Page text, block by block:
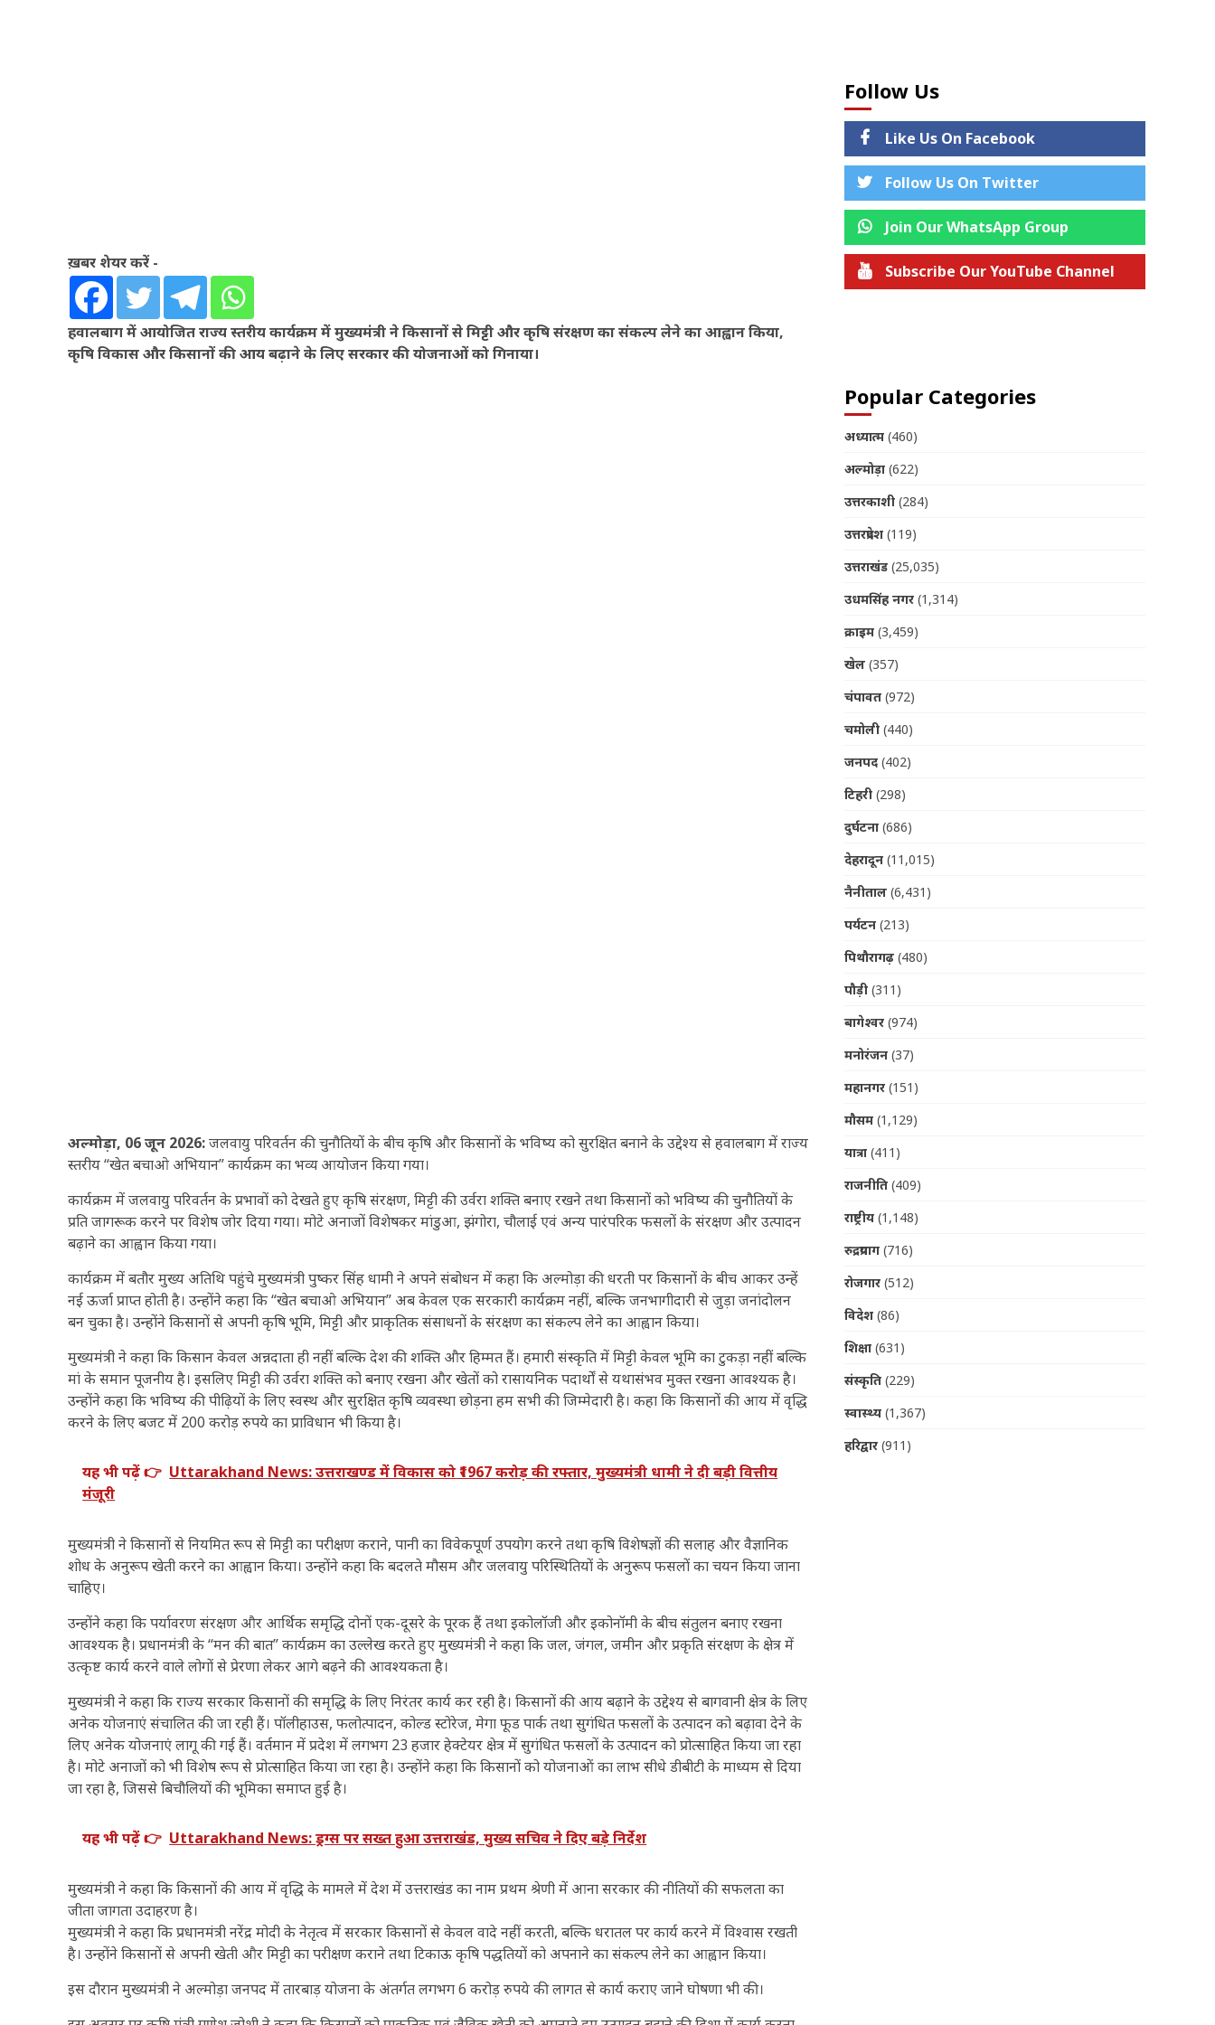
ख़बर शेयर करें -
हवालबाग में आयोजित राज्य स्तरीय कार्यक्रम में मुख्यमंत्री ने किसानों से मिट्टी और कृषि संरक्षण का संकल्प लेने का आह्वान किया,
कृषि विकास और किसानों की आय बढ़ाने के लिए सरकार की योजनाओं को गिनाया।
अल्मोड़ा, 06 जून 2026:जलवायु परिवर्तन की चुनौतियों के बीच कृषि और किसानों के भविष्य को सुरक्षित बनाने के उद्देश्य से हवालबाग में राज्य
स्तरीय “खेत बचाओ अभियान” कार्यक्रम का भव्य आयोजन किया गया।
कार्यक्रम में जलवायु परिवर्तन के प्रभावों को देखते हुए कृषि संरक्षण, मिट्टी की उर्वरा शक्ति बनाए रखने तथा किसानों को भविष्य की चुनौतियों के
प्रति जागरूक करने पर विशेष जोर दिया गया। मोटे अनाजों विशेषकर मांडुआ, झंगोरा, चौलाई एवं अन्य पारंपरिक फसलों के संरक्षण और उत्पादन
बढ़ाने का आह्वान किया गया।
कार्यक्रम में बतौर मुख्य अतिथि पहुंचे मुख्यमंत्री पुष्कर सिंह धामी ने अपने संबोधन में कहा कि अल्मोड़ा की धरती पर किसानों के बीच आकर उन्हें
नई ऊर्जा प्राप्त होती है। उन्होंने कहा कि “खेत बचाओ अभियान” अब केवल एक सरकारी कार्यक्रम नहीं, बल्कि जनभागीदारी से जुड़ा जनांदोलन
बन चुका है। उन्होंने किसानों से अपनी कृषि भूमि, मिट्टी और प्राकृतिक संसाधनों के संरक्षण का संकल्प लेने का आह्वान किया।
मुख्यमंत्री ने कहा कि किसान केवल अन्नदाता ही नहीं बल्कि देश की शक्ति और हिम्मत हैं। हमारी संस्कृति में मिट्टी केवल भूमि का टुकड़ा नहीं बल्कि
मां के समान पूजनीय है। इसलिए मिट्टी की उर्वरा शक्ति को बनाए रखना और खेतों को रासायनिक पदार्थों से यथासंभव मुक्त रखना आवश्यक है।
उन्होंने कहा कि भविष्य की पीढ़ियों के लिए स्वस्थ और सुरक्षित कृषि व्यवस्था छोड़ना हम सभी की जिम्मेदारी है। कहा कि किसानों की आय में वृद्धि
करने के लिए बजट में 200 करोड़ रुपये का प्राविधान भी किया है।
यह भी पढ़ें 👉 Uttarakhand News: उत्तराखण्ड में विकास को ₹1967 करोड़ की रफ्तार, मुख्यमंत्री धामी ने दी बड़ी वित्तीय
मंजूरी
मुख्यमंत्री ने किसानों से नियमित रूप से मिट्टी का परीक्षण कराने, पानी का विवेकपूर्ण उपयोग करने तथा कृषि विशेषज्ञों की सलाह और वैज्ञानिक
शोध के अनुरूप खेती करने का आह्वान किया। उन्होंने कहा कि बदलते मौसम और जलवायु परिस्थितियों के अनुरूप फसलों का चयन किया जाना
चाहिए।
उन्होंने कहा कि पर्यावरण संरक्षण और आर्थिक समृद्धि दोनों एक-दूसरे के पूरक हैं तथा इकोलॉजी और इकोनॉमी के बीच संतुलन बनाए रखना
आवश्यक है। प्रधानमंत्री के “मन की बात” कार्यक्रम का उल्लेख करते हुए मुख्यमंत्री ने कहा कि जल, जंगल, जमीन और प्रकृति संरक्षण के क्षेत्र में
उत्कृष्ट कार्य करने वाले लोगों से प्रेरणा लेकर आगे बढ़ने की आवश्यकता है।
मुख्यमंत्री ने कहा कि राज्य सरकार किसानों की समृद्धि के लिए निरंतर कार्य कर रही है। किसानों की आय बढ़ाने के उद्देश्य से बागवानी क्षेत्र के लिए
अनेक योजनाएं संचालित की जा रही हैं। पॉलीहाउस, फलोत्पादन, कोल्ड स्टोरेज, मेगा फूड पार्क तथा सुगंधित फसलों के उत्पादन को बढ़ावा देने के
लिए अनेक योजनाएं लागू की गई हैं। वर्तमान में प्रदेश में लगभग 23 हजार हेक्टेयर क्षेत्र में सुगंधित फसलों के उत्पादन को प्रोत्साहित किया जा रहा
है। मोटे अनाजों को भी विशेष रूप से प्रोत्साहित किया जा रहा है। उन्होंने कहा कि किसानों को योजनाओं का लाभ सीधे डीबीटी के माध्यम से दिया
जा रहा है, जिससे बिचौलियों की भूमिका समाप्त हुई है।
यह भी पढ़ें 👉 Uttarakhand News: ड्रग्स पर सख्त हुआ उत्तराखंड, मुख्य सचिव ने दिए बड़े निर्देश
मुख्यमंत्री ने कहा कि किसानों की आय में वृद्धि के मामले में देश में उत्तराखंड का नाम प्रथम श्रेणी में आना सरकार की नीतियों की सफलता का
जीता जागता उदाहरण है।
मुख्यमंत्री ने कहा कि प्रधानमंत्री नरेंद्र मोदी के नेतृत्व में सरकार किसानों से केवल वादे नहीं करती, बल्कि धरातल पर कार्य करने में विश्वास रखती
है। उन्होंने किसानों से अपनी खेती और मिट्टी का परीक्षण कराने तथा टिकाऊ कृषि पद्धतियों को अपनाने का संकल्प लेने का आह्वान किया।
इस दौरान मुख्यमंत्री ने अल्मोड़ा जनपद में तारबाड़ योजना के अंतर्गत लगभग 6 करोड़ रुपये की लागत से कार्य कराए जाने घोषणा भी की।
Follow Us
Like Us On Facebook
Follow Us On Twitter
Join Our WhatsApp Group
Subscribe Our YouTube Channel
Popular Categories
अध्यात्म(460)
अल्मोड़ा(622)
उत्तरकाशी(284)
उत्तरप्रदेश(119)
उत्तराखंड(25,035)
उधमसिंह नगर(1,314)
क्राइम(3,459)
खेल(357)
चंपावत(972)
चमोली(440)
जनपद(402)
टिहरी(298)
दुर्घटना(686)
देहरादून(11,015)
नैनीताल(6,431)
पर्यटन(213)
पिथौरागढ़(480)
पौड़ी(311)
बागेश्वर(974)
मनोरंजन(37)
महानगर(151)
मौसम(1,129)
यात्रा(411)
राजनीति(409)
राष्ट्रीय(1,148)
रुद्रप्रयाग(716)
रोजगार(512)
विदेश(86)
शिक्षा(631)
संस्कृति(229)
स्वास्थ्य(1,367)
हरिद्वार(911)